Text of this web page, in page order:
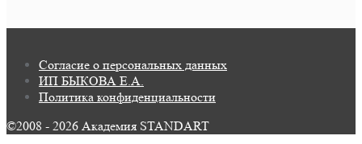
Согласие о персональных данных
ИП БЫКОВА Е.А.
Политика конфиденциальности
©2008 - 2026 Академия STANDART